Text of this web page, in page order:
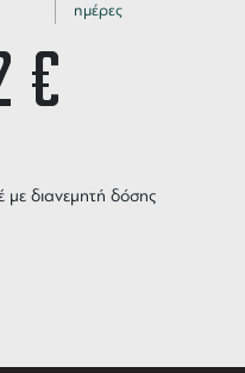
ημέρες
€
διανεμητή δόσης